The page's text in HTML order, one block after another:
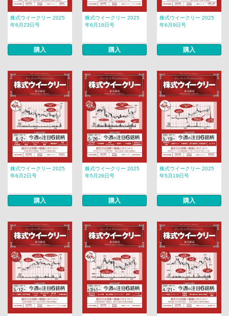
株式ウイークリー 2025
年6月23日号
購入
株式ウイークリー 2025
年6月16日号
購入
株式ウイークリー 2025
年6月9日号
購入
株式ウイークリー 2025
年6月2日号
購入
株式ウイークリー 2025
年5月26日号
購入
株式ウイークリー 2025
年5月19日号
購入